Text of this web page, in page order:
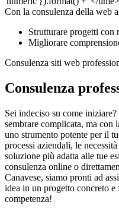
Con la consulenza della web
Strutturare progetti
Migliorare
Consulenza siti web
Consulenza
Sei indeciso su come
sembrare complicata, ma con
uno strumento potente per il
processi aziendali, le
soluzione più adatta alle tue
consulenza online o
Canavese, siamo pronti ad
idea in un progetto concreto e
competenza!